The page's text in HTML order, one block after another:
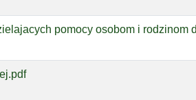
pomocy osobom i rodzinom